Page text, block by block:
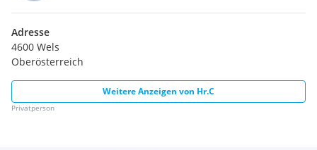
Adresse
4600 Wels
Oberösterreich
Weitere Anzeigen von Hr.C
Privatperson